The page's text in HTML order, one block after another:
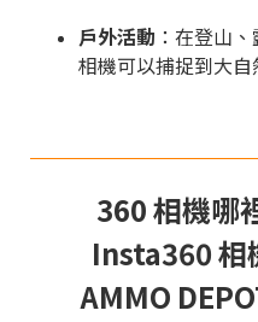
戶外活動 ：在登山
相機可以捕捉到大自
360 相機哪
Insta360 相
AMMO